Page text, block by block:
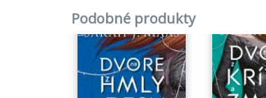
Podobné produkty